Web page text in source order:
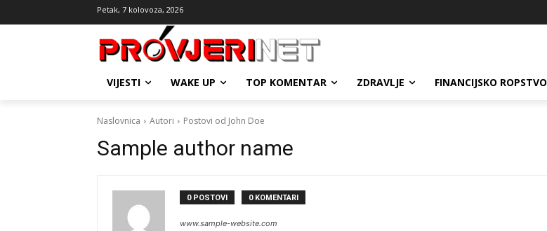
Petak, 7 kolovoza, 2026
VIJESTI WAKE UP TOP KOMENTAR ZDRAVLJE FINANCIJSKO ROPSTVO
Naslovnica Autori Postovi od John Doe
Sample author name
0 POSTOVI 0 KOMENTARI
www.sample-website.com